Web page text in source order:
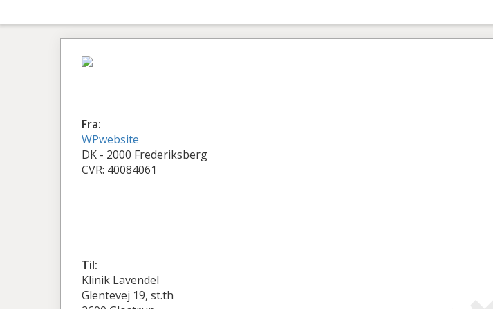
Fra:
WPwebsite
DK - 2000 Frederiksberg
CVR: 40084061
Til:
Klinik Lavendel
Glentevej 19, st.th